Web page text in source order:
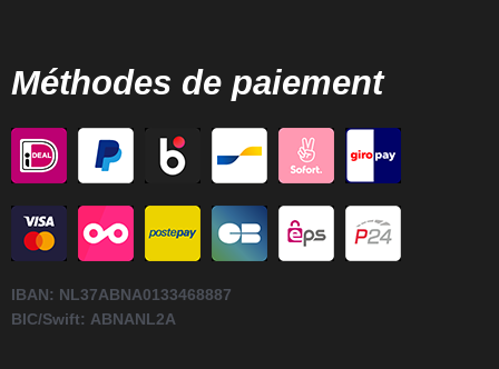
Méthodes de paiement
IBAN: NL37ABNA0133468887
BIC/Swift: ABNANL2A